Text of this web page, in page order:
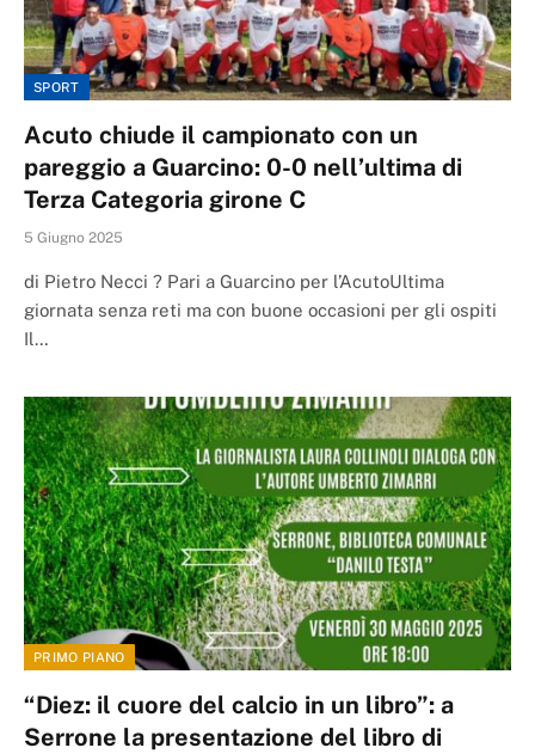
SPORT
Acuto chiude il campionato con un
pareggio a Guarcino: 0-0 nell’ultima di
Terza Categoria girone C
5 Giugno 2025
di Pietro Necci ? Pari a Guarcino per l’AcutoUltima
giornata senza reti ma con buone occasioni per gli ospiti
Il…
PRIMO PIANO
“Diez: il cuore del calcio in un libro”: a
Serrone la presentazione del libro di